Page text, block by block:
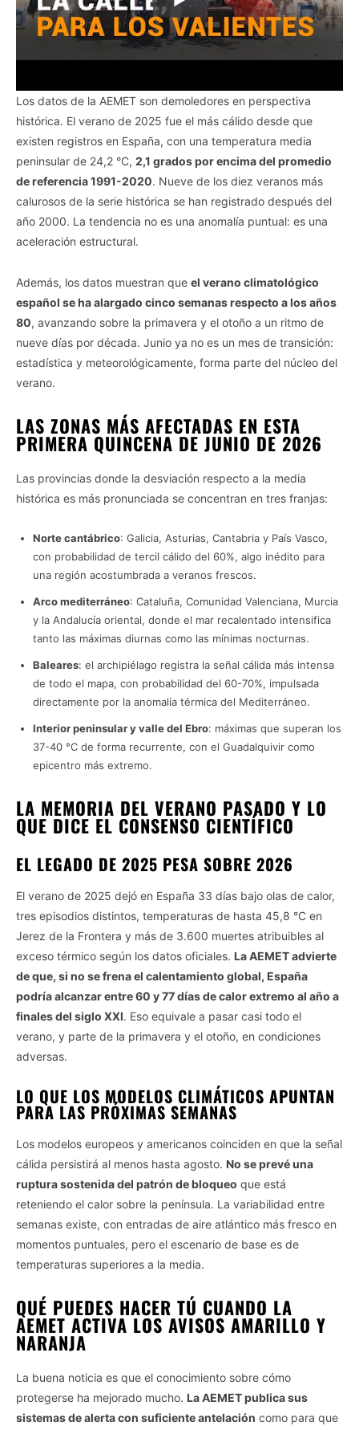
Los datos de la AEMET son demoledores en perspectiva
histórica. El verano de 2025 fue el más cálido desde que
existen registros en España, con una temperatura media
peninsular de 24,2 °C, 2,1 grados por encima del promedio
de referencia 1991-2020. Nueve de los diez veranos más
calurosos de la serie histórica se han registrado después del
año 2000. La tendencia no es una anomalía puntual: es una
aceleración estructural.
Además, los datos muestran que el verano climatológico
español se ha alargado cinco semanas respecto a los años
80, avanzando sobre la primavera y el otoño a un ritmo de
nueve días por década. Junio ya no es un mes de transición:
estadística y meteorológicamente, forma parte del núcleo del
verano.
LAS ZONAS MÁS AFECTADAS EN ESTA
PRIMERA QUINCENA DE JUNIO DE 2026
Las provincias donde la desviación respecto a la media
histórica es más pronunciada se concentran en tres franjas:
Norte cantábrico: Galicia, Asturias, Cantabria y País Vasco,
con probabilidad de tercil cálido del 60%, algo inédito para
una región acostumbrada a veranos frescos.
Arco mediterráneo: Cataluña, Comunidad Valenciana, Murcia
y la Andalucía oriental, donde el mar recalentado intensifica
tanto las máximas diurnas como las mínimas nocturnas.
Baleares: el archipiélago registra la señal cálida más intensa
de todo el mapa, con probabilidad del 60-70%, impulsada
directamente por la anomalía térmica del Mediterráneo.
Interior peninsular y valle del Ebro: máximas que superan los
37-40 °C de forma recurrente, con el Guadalquivir como
epicentro más extremo.
LA MEMORIA DEL VERANO PASADO Y LO
QUE DICE EL CONSENSO CIENTÍFICO
EL LEGADO DE 2025 PESA SOBRE 2026
El verano de 2025 dejó en España 33 días bajo olas de calor,
tres episodios distintos, temperaturas de hasta 45,8 °C en
Jerez de la Frontera y más de 3.600 muertes atribuibles al
exceso térmico según los datos oficiales. La AEMET advierte
de que, si no se frena el calentamiento global, España
podría alcanzar entre 60 y 77 días de calor extremo al año a
finales del siglo XXI. Eso equivale a pasar casi todo el
verano, y parte de la primavera y el otoño, en condiciones
adversas.
LO QUE LOS MODELOS CLIMÁTICOS APUNTAN
PARA LAS PRÓXIMAS SEMANAS
Los modelos europeos y americanos coinciden en que la señal
cálida persistirá al menos hasta agosto. No se prevé una
ruptura sostenida del patrón de bloqueo que está
reteniendo el calor sobre la península. La variabilidad entre
semanas existe, con entradas de aire atlántico más fresco en
momentos puntuales, pero el escenario de base es de
temperaturas superiores a la media.
QUÉ PUEDES HACER TÚ CUANDO LA
AEMET ACTIVA LOS AVISOS AMARILLO Y
NARANJA
La buena noticia es que el conocimiento sobre cómo
protegerse ha mejorado mucho. La AEMET publica sus
sistemas de alerta con suficiente antelación como para que